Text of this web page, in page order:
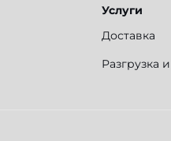
Услуги
Доставка
Разгрузка